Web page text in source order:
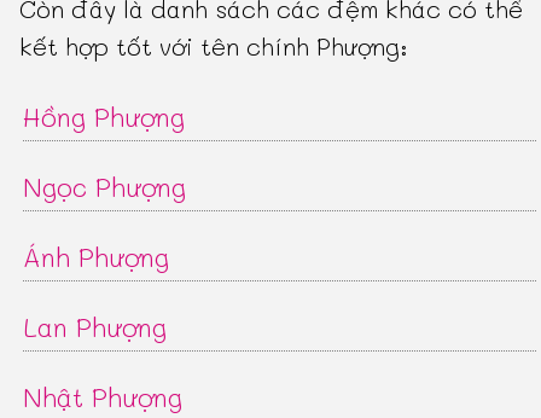
Còn đây là danh sách các đệm khác có thể
kết hợp tốt với tên chính Phượng:
Hồng Phượng
Ngọc Phượng
Ánh Phượng
Lan Phượng
Nhật Phượng